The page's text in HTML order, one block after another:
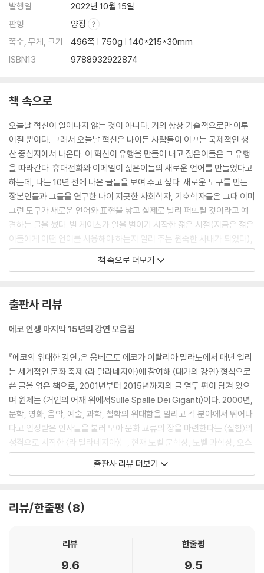
오류투성이 음모
표상 불가능성 문제
참고 문헌
그림 출처
찾아보기
발행일
2022년 10월 15일
판형
양장
쪽수, 무게, 크기
496쪽 | 750g | 140*215*30mm
ISBN13
9788932922874
책 속으로
오늘날 혁신이 일어나지 않는 것이 아니다. 거의 항상 기술적으로만 이루
어질 뿐이다. 그래서 오늘날 혁신은 나이든 사람들이 이끄는 국제적인 생
산 중심지에서 나온다. 이 혁신이 유행을 만들어 내고 젊은이들은 그 유행
을 따라간다. 휴대전화와 이메일이 젊은이들의 새로운 언어를 만들었다고
하는데, 나는 10년 전에 나온 글들을 보여 주고 싶다. 새로운 도구를 만든
장본인들과 그들을 연구한 나이 지긋한 사회학자, 기호학자들은 그때 이미
그런 도구가 새로운 언어와 표현을 낳고 실제로 널리 퍼뜨릴 것이라고 예
견하는 글을 썼다. 빌 게이츠가 일을 벌이기 시작한 젊은 시절(지금은 젊은
이들에게 어떤 언어를 사용해야 하는지 일러 주는 원숙한 사내가 되었다),
그는 세대 반란을 꾀하지 않았다. 오히려 아버지와 아들을 동시에 사로잡
을 수 있는 방안을 주도면밀하게 연구했다.
다양한 문화는 다양한 언어 및 신화뿐만 아니라 (그 환경 안에서는 합리적
인) 도덕에 대한 다양한 생각을 수반한다. 유럽은 좀 더 비판적인 태도로
실을 이해하기 시작했다. 뉴기니 섬의 원주민은 지금도 식인(食人)이 정
당하고 권장할 만하다고 생각하지만 영국인이라면 그 생각에 동의하지 않
을 것이다. 이러한 관찰은 반박 불가능해 보인다. 어떤 나라는 여성의 간통
을 우리보다 훨씬 가혹하게 처벌한다는 사실에 대한 관찰을 반박할 수 없
듯이 말이다. 그러나 문화의 다양성을 인정한다고 해서 어떤 행동이 다른
행동보다 보편적이라는 사실(자식에 대한 사랑, 기쁨이나 혐오를 표현하
는 표정 등)까지 의심할 수는 없다. 또한 문화의 다양성을 인정한다고 해서
자동으로 도덕적 상대주의로 넘어가지는 않는다. 도덕적 상대주의란 모든
문화에 통용되는 윤리적 가치관이 없으므로 우리의 욕망과 이해에 우리의
미는 아니다.
시대, 인종, 종교의 종류를 막론하고 종교 재판관들은 불을 인간의 죄뿐만
이 아니라 책의 죄를 씻는 도구로도 여겼다. 책이 화형당한 이야기는 차고
책 속으로 더보기
출판사 리뷰
에코 인생 마지막 15년의 강연 모음집
『에코의 위대한 강연』은 움베르토 에코가 이탈리아 밀라노에서 매년 열리
는 세계적인 문화 축제 〈라 밀라네지아〉에 참여해 〈대가의 강연〉 형식으로
쓴 글을 엮은 책으로, 2001년부터 2015년까지의 글 열두 편이 담겨 있으
며 원제는 〈거인의 어깨 위에서Sulle Spalle Dei Giganti〉이다. 2000년,
문학, 영화, 음악, 예술, 과학, 철학의 위대함을 알리고 각 분야에서 뛰어나
다고 인정받은 인사들을 불러 모아 문화 교류의 장을 마련한다는 〈실험〉의
성격으로 시작한 〈라 밀라네지아〉는, 현재 노벨 문학상, 노벨 과학상, 오스
카 상, 각종 국제 음악상의 수상자들을 초청하는 것은 물론 이탈리아의 14
개 도시에서 열릴 정도로 유명해진 축제다. 에코는 2016년 타계하기 전까
들에 관해 이야기했다. 에코의 담론에는 계속 되돌아오는 주제들이 있는
다. 여는 글에 해당하는 첫 번째 글 「거인의 어깨 위에서」는 다른 열한 편의
출판사 리뷰 더보기
리뷰/한줄평 8
리뷰
9.6
한줄평
9.5